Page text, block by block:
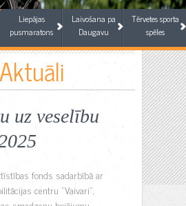
Liepājas
pusmaratons
Laivošana pa
Daugavu
Tērvetes sporta
spēles
Aktuāli
uz veselību
fonds sadarbībā ar
centru "Vaivari",